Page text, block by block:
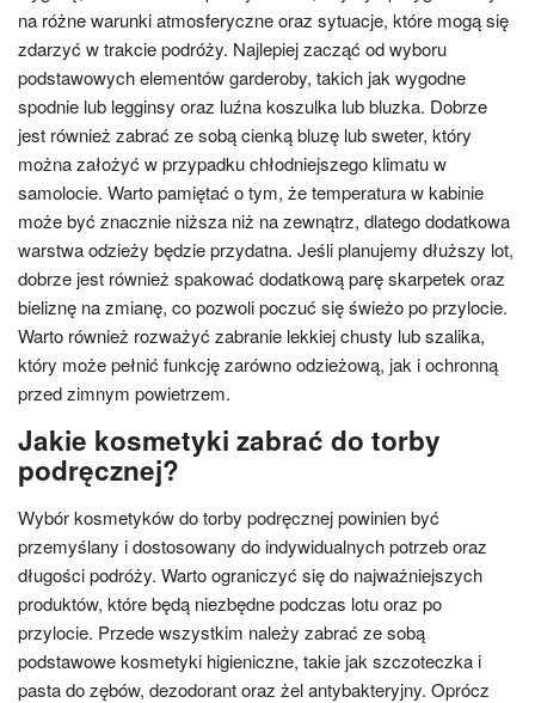
na różne warunki atmosferyczne oraz sytuacje, które mogą się
zdarzyć w trakcie podróży. Najlepiej zacząć od wyboru
podstawowych elementów garderoby, takich jak wygodne
spodnie lub legginsy oraz luźna koszulka lub bluzka. Dobrze
jest również zabrać ze sobą cienką bluzę lub sweter, który
można założyć w przypadku chłodniejszego klimatu w
samolocie. Warto pamiętać o tym, że temperatura w kabinie
może być znacznie niższa niż na zewnątrz, dlatego dodatkowa
warstwa odzieży będzie przydatna. Jeśli planujemy dłuższy lot,
dobrze jest również spakować dodatkową parę skarpetek oraz
bieliznę na zmianę, co pozwoli poczuć się świeżo po przylocie.
Warto również rozważyć zabranie lekkiej chusty lub szalika,
który może pełnić funkcję zarówno odzieżową, jak i ochronną
przed zimnym powietrzem.
Jakie kosmetyki zabrać do torby
podręcznej?
Wybór kosmetyków do torby podręcznej powinien być
przemyślany i dostosowany do indywidualnych potrzeb oraz
długości podróży. Warto ograniczyć się do najważniejszych
produktów, które będą niezbędne podczas lotu oraz po
przylocie. Przede wszystkim należy zabrać ze sobą
podstawowe kosmetyki higieniczne, takie jak szczoteczka i
pasta do zębów, dezodorant oraz żel antybakteryjny. Oprócz